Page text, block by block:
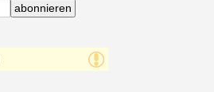
abonnieren